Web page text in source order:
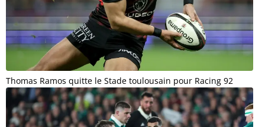
Thomas Ramos quitte le Stade toulousain pour Racing 92